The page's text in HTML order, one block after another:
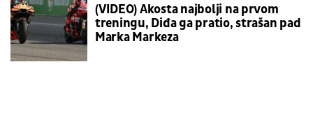
(VIDEO) Akosta najbolji na prvom
treningu, Diđa ga pratio, strašan pad
Marka Markeza